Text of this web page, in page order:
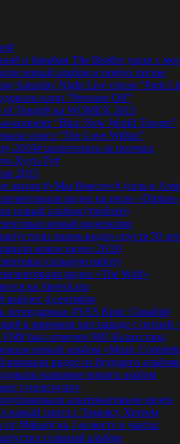
и барабан The Beatles ушли с
новый альбом и новую песню
Saturday Night Live спели “Park
клип “Pressure Off”
of Tengri# на WOMEX 2015
концерт “Blur: New World Towers”
сингл “The Love Within”
2016# разлетелись за полчаса
Хуур-Ту#
2015
акции #«Мы Вместе»# (сель в
видео на песю «Ditmas»
новый альбом (трейлер)
новый видеоклип
лирик-видео спустя 50 лет
новое видео 20/20
сольную работу
видео «The Wolf»
на StereoLeto
4 сентября
легендарных #YES Крис Сквайр#
в мировом хит-параде с
FM# был отмечен МО Казахстана
новый альбом «Music
видео из будущего альбома
название нового альбом
супергруппу
альтернативное видео
новый сингл с Томоясу Хотеем
#Muse# на 1-м месте в чартах
сольный альбом